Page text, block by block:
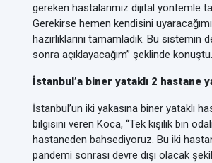
gereken hastalarımız dijital yöntemle
Gerekirse hemen kendisini
hazırlıklarını tamamladık. Bu sistemin
sonra açıklayacağım” şeklinde konuştu.
İstanbul’a biner yataklı 2 hastane
İstanbul’un iki yakasına biner yataklı
bilgisini veren Koca, “Tek kişilik bin
hastaneden bahsediyoruz. Bu iki
pandemi sonrası devre dışı olacak